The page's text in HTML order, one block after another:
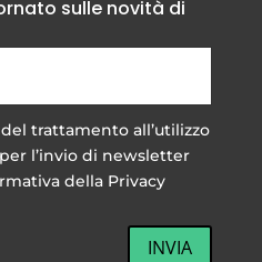
sulle novità di
trattamento all’utilizzo
l’invio di newsletter
della Privacy
INVIA